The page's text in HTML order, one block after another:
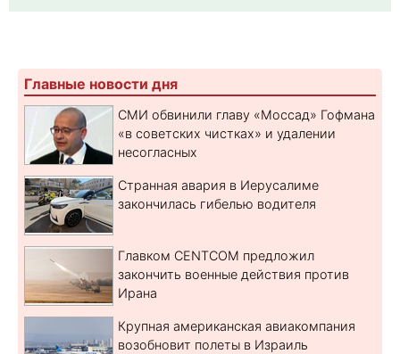
Главные новости дня
СМИ обвинили главу «Моссад» Гофмана
«в советских чистках» и удалении
несогласных
Странная авария в Иерусалиме
закончилась гибелью водителя
Главком CENTCOM предложил
закончить военные действия против
Ирана
Крупная американская авиакомпания
возобновит полеты в Израиль